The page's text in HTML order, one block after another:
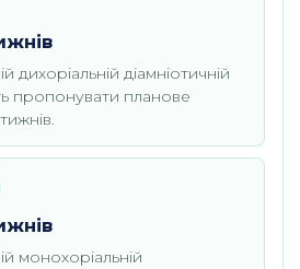
дихоріальній діамніотичній
пропонувати планове
монохоріальній